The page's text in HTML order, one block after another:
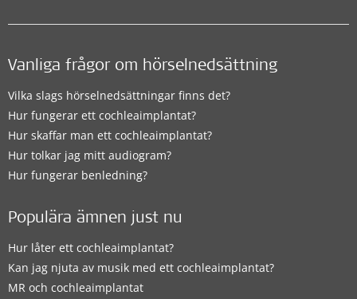
Vanliga frågor om hörselnedsättning
Vilka slags hörselnedsättningar finns det?
Hur fungerar ett cochleaimplantat?
Hur skaffar man ett cochleaimplantat?
Hur tolkar jag mitt audiogram?
Hur fungerar benledning?
Populära ämnen just nu
Hur låter ett cochleaimplantat?
Kan jag njuta av musik med ett cochleaimplantat?
MR och cochleaimplantat